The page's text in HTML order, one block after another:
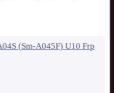
(Sm-A045F) U10 Frp